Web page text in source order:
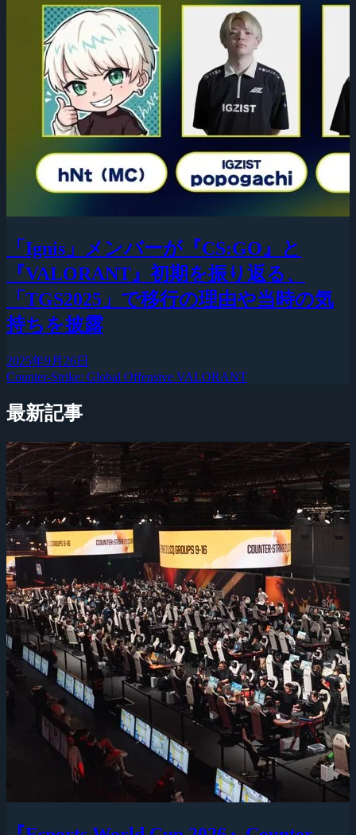
「Ignis」メンバーが『CS:GO』と
『VALORANT』初期を振り返る、
「TGS2025」で移行の理由や当時の気
持ちを披露
2025年9月26日
Counter-Strike: Global Offensive VALORANT
最新記事